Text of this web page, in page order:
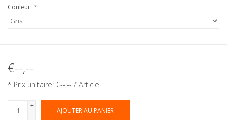
Couleur: *
€--,--
* Prix unitaire: €--,-- / Article
+
-
AJOUTER AU PANIER